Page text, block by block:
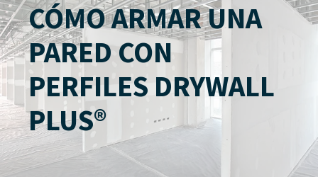
CÓMO ARMAR UNA
PARED CON
PERFILES DRYWALL
PLUS®